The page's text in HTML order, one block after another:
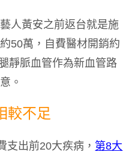
人黃安之前返台就是施
50萬，自費醫材開銷約
靜脈血管作為新血管路
。
較不足
支出前20大疾病， 第8大